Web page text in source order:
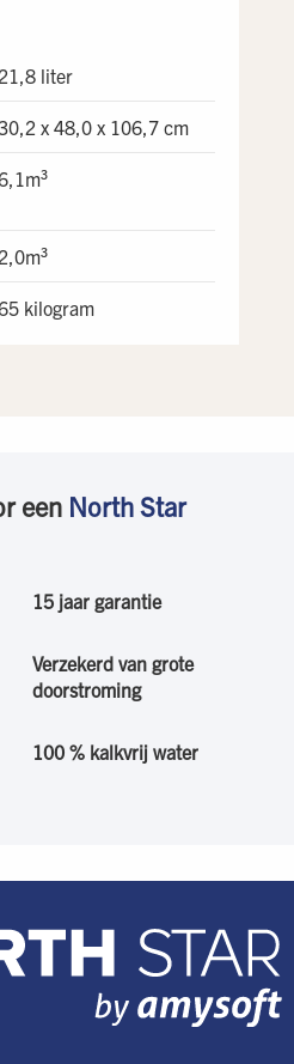
liter
x 48,0 x 106,7 cm
kilogram
een North Star
15 jaar garantie
Verzekerd van grote
doorstroming
100 % kalkvrij water